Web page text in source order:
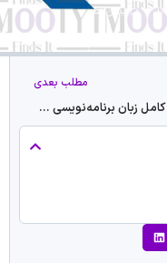
بدون نظر
مطلب بعدی
راهنمای کامل زبان برنامه‌نویسی جاوا برای مبتدیان و حرفه‌ای‌ها